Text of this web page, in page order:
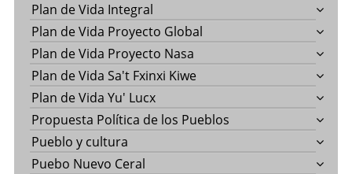
Plan de Vida Integral
Plan de Vida Proyecto Global
Plan de Vida Proyecto Nasa
Plan de Vida Sa't Fxinxi Kiwe
Plan de Vida Yu' Lucx
Propuesta Política de los Pueblos
Pueblo y cultura
Puebo Nuevo Ceral